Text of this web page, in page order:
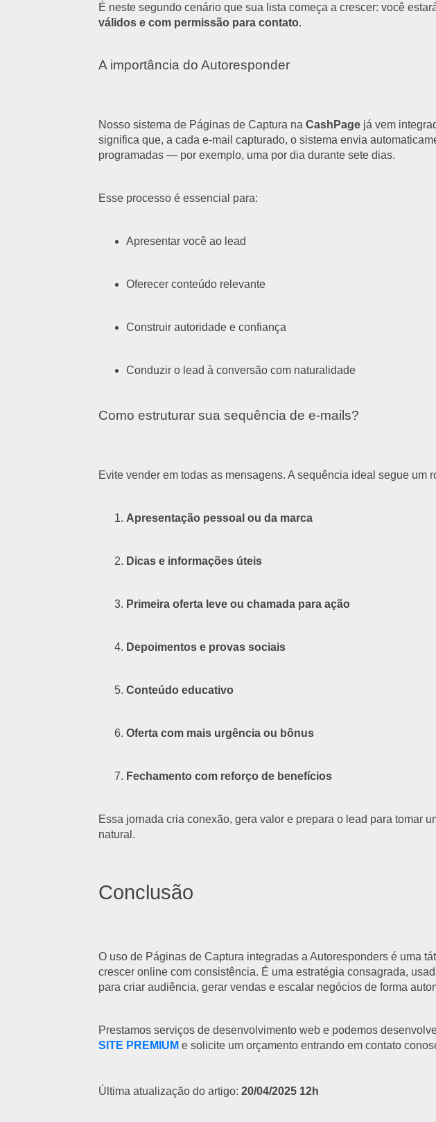
É neste segundo cenário que sua lista começa a crescer: você
válidos e com permissão para contato.
A importância do Autoresponder
Nosso sistema de Páginas de Captura na CashPage já vem
significa que, a cada e-mail capturado, o sistema envia
programadas — por exemplo, uma por dia durante sete dias.
Esse processo é essencial para:
Apresentar você ao lead
Oferecer conteúdo relevante
Construir autoridade e confiança
Conduzir o lead à conversão com naturalidade
Como estruturar sua sequência de e-mails?
Evite vender em todas as mensagens. A sequência ideal segue um
Apresentação pessoal ou da marca
Dicas e informações úteis
Primeira oferta leve ou chamada para ação
Depoimentos e provas sociais
Conteúdo educativo
Oferta com mais urgência ou bônus
Fechamento com reforço de benefícios
Essa jornada cria conexão, gera valor e prepara o lead para tomar
natural.
Conclusão
O uso de Páginas de Captura integradas a Autoresponders é uma
crescer online com consistência. É uma estratégia consagrada,
para criar audiência, gerar vendas e escalar negócios de forma
Prestamos serviços de desenvolvimento web e podemos
SITE PREMIUM e solicite um orçamento entrando em contato
Última atualização do artigo: 20/04/2025 12h